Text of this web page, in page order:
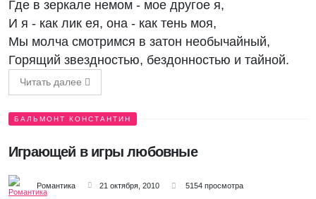
Где в зеркале немом - мое другое я,
И я - как лик ея, она - как тень моя,
Мы молча смотримся в затон необычайный,
Горящий звездностью, бездонностью и тайной.
Читать далее
БАЛЬМОНТ КОНСТАНТИН
Играющей в игры любовные
Романтика 21 октября, 2010 5154 просмотра